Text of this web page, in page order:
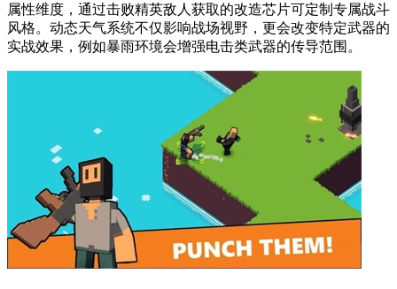
属性维度，通过击败精英敌人获取的改造芯片可定制专属战斗
风格。动态天气系统不仅影响战场视野，更会改变特定武器的
实战效果，例如暴雨环境会增强电击类武器的传导范围。